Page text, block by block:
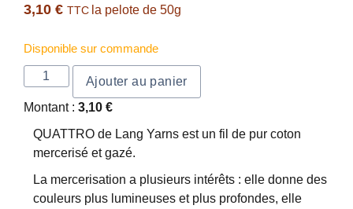
3,10 € TTC la pelote de 50g
Disponible sur commande
Ajouter au panier
Montant : 3,10 €
QUATTRO de Lang Yarns est un fil de pur coton
mercerisé et gazé.
La mercerisation a plusieurs intérêts : elle donne des
couleurs plus lumineuses et plus profondes, elle